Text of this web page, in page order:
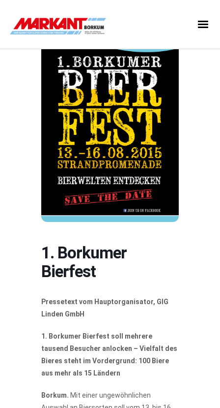
1. Borkumer
Bierfest
Pressetext vom Hauptorganisator, GIG
Linden GmbH
1. Borkumer Bierfest soll mehrere
tausend Besucher anlocken – Vielfalt des
Bieres steht im Vordergrund: 100 Biere
aus mehr als 15 Ländern
Borkum. Mit einer ungewöhnlichen